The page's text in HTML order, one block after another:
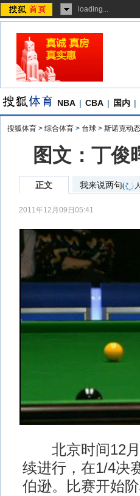
loading...
NBA | CBA | 国内 |
搜狐体育 > 综合体育 > 台球 > 斯诺克动态
图文：丁俊
正文 我来说两句(
2011年12月09日05:41
北京时间12月8
续进行，在1/4决
伯逊。比赛开始